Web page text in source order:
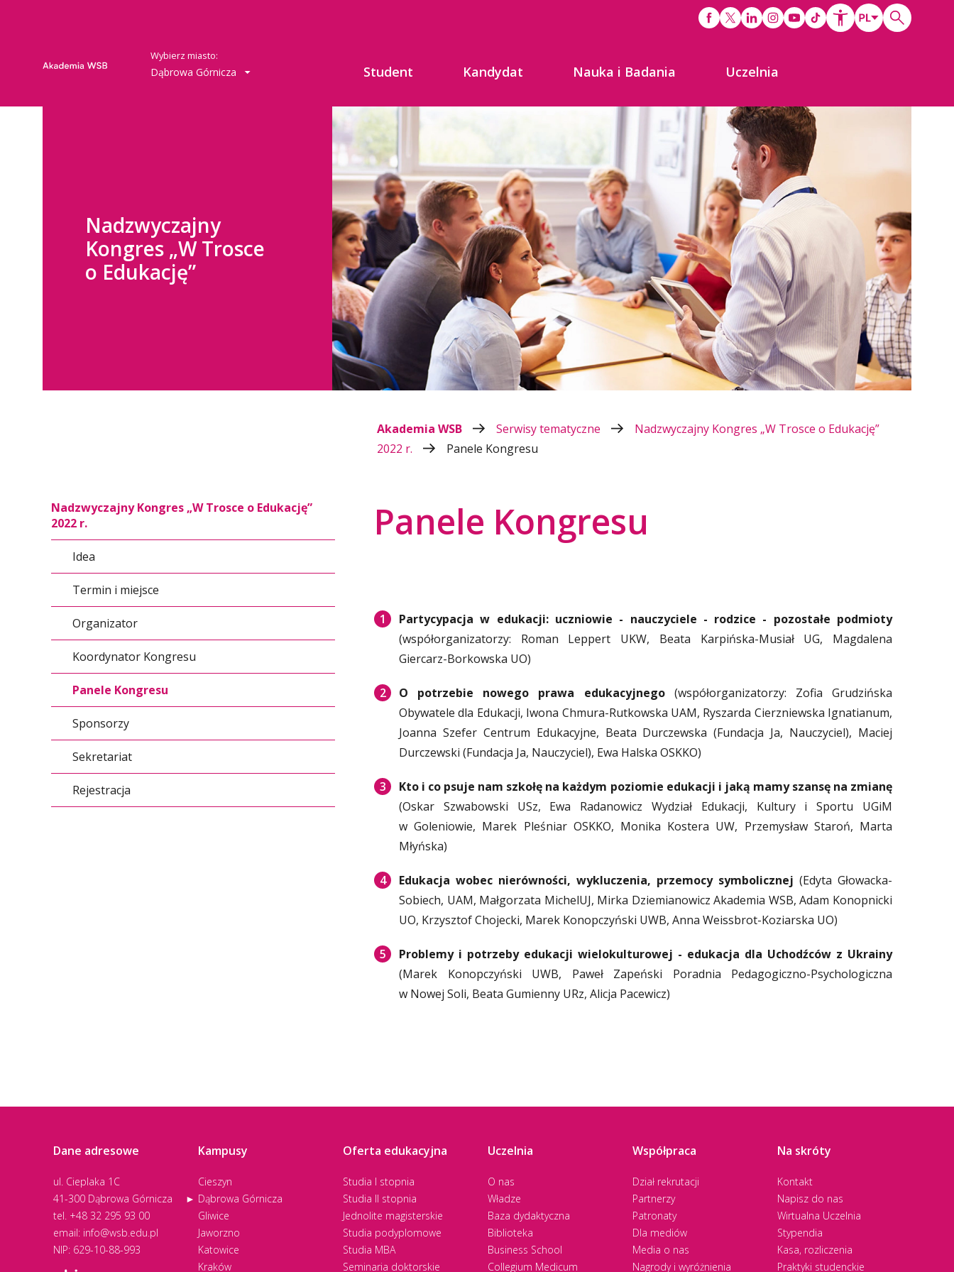
Wybierz miasto:
Dąbrowa Górnicza Student Kandydat Nauka i Badania Uczelnia
Nadzwyczajny
Kongres „W Trosce
o Edukację”
Akademia WSB Serwisy tematyczne
Nadzwyczajny Kongres „W Trosce o Edukację”
2022 r.
Panele Kongresu
Nadzwyczajny Kongres „W Trosce o Edukację”
2022 r.
Idea
Termin i miejsce
Organizator
Koordynator Kongresu
Panele Kongresu
Sponsorzy
Sekretariat
Rejestracja
Panele Kongresu
Partycypacja w edukacji: uczniowie - nauczyciele - rodzice - pozostałe podmioty
(współorganizatorzy: Roman Leppert UKW, Beata Karpińska-Musiał UG, Magdalena
Giercarz-Borkowska UO)
O potrzebie nowego prawa edukacyjnego(współorganizatorzy: Zofia Grudzińska
Obywatele dla Edukacji, Iwona Chmura-Rutkowska UAM, Ryszarda Cierzniewska Ignatianum,
Joanna Szefer Centrum Edukacyjne, Beata Durczewska (Fundacja Ja, Nauczyciel), Maciej
Durczewski (Fundacja Ja, Nauczyciel), Ewa Halska OSKKO)
Kto i co psuje nam szkołę na każdym poziomie edukacji i jaką mamy szansę na zmianę
(Oskar Szwabowski USz, Ewa Radanowicz Wydział Edukacji, Kultury i Sportu UGiM
w Goleniowie, Marek Pleśniar OSKKO, Monika Kostera UW, Przemysław Staroń, Marta
Młyńska)
Edukacja wobec nierówności, wykluczenia, przemocy symbolicznej (Edyta Głowacka-
Sobiech, UAM, Małgorzata MichelUJ, Mirka Dziemianowicz Akademia WSB, Adam Konopnicki
UO, Krzysztof Chojecki, Marek Konopczyński UWB, Anna Weissbrot-Koziarska UO)
Problemy i potrzeby edukacji wielokulturowej - edukacja dla Uchodźców z Ukrainy
(Marek Konopczyński UWB, Paweł Zapeński Poradnia Pedagogiczno-Psychologiczna
w Nowej Soli, Beata Gumienny URz, Alicja Pacewicz)
Dane adresowe
ul. Cieplaka 1C
41-300 Dąbrowa Górnicza
tel. +48 32 295 93 00
email: info@wsb.edu.pl
NIP: 629-10-88-993
Kampusy
Cieszyn
Dąbrowa Górnicza
Gliwice
Jaworzno
Katowice
Kraków
Oferta edukacyjna
Studia I stopnia
Studia II stopnia
Jednolite magisterskie
Studia podyplomowe
Studia MBA
Seminaria doktorskie
Uczelnia
O nas
Władze
Baza dydaktyczna
Biblioteka
Business School
Collegium Medicum
Współpraca
Dział rekrutacji
Partnerzy
Patronaty
Dla mediów
Media o nas
Nagrody i wyróżnienia
Na skróty
Kontakt
Napisz do nas
Wirtualna Uczelnia
Stypendia
Kasa, rozliczenia
Praktyki studenckie